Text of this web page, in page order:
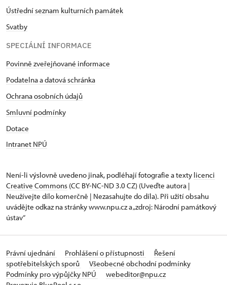
Ústřední seznam kulturních památek
Svatby
SPECIÁLNÍ INFORMACE
Povinně zveřejňované informace
Podatelna a datová schránka
Ochrana osobních údajů
Smluvní podmínky
Dotace
Intranet NPÚ
Není-li výslovně uvedeno jinak, podléhají fotografie a texty licenci
Creative Commons (CC BY-NC-ND 3.0 CZ) (Uveďte autora |
Neužívejte dílo komerčně | Nezasahujte do díla). Při užití obsahu
uvádějte odkaz na stránky www.npu.cz a „zdroj: Národní památkový
ústav“
Právní ujednání Prohlášení o přístupnosti
Řešení
spotřebitelských sporů
Všeobecné obchodní podmínky
Podmínky pro výpůjčky NPÚ
webeditor@npu.cz